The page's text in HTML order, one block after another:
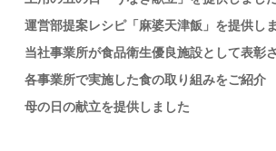
運営部提案レシピ「麻婆天津飯」を提供し
当社事業所が食品衛生優良施設として表彰
各事業所で実施した食の取り組みをご紹介
母の日の献立を提供しました